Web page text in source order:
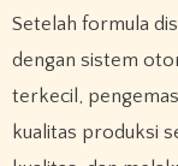
Setelah formula
dengan sistem
terkecil,
kualitas produksi